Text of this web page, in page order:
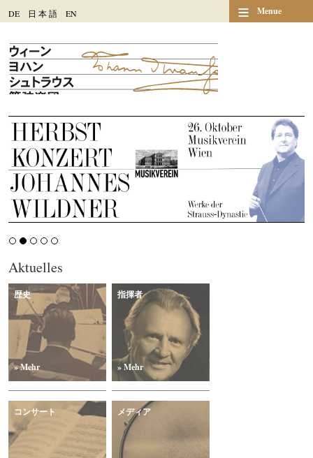
DE 日 本語 EN ≡ Menue
Aktuelles
歴史
» Mehr
指揮者
» Mehr
コンサート メディア